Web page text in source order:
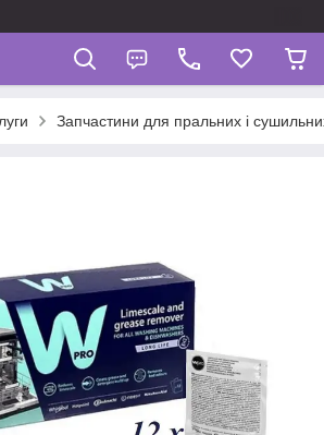
Запчастини для пральних і